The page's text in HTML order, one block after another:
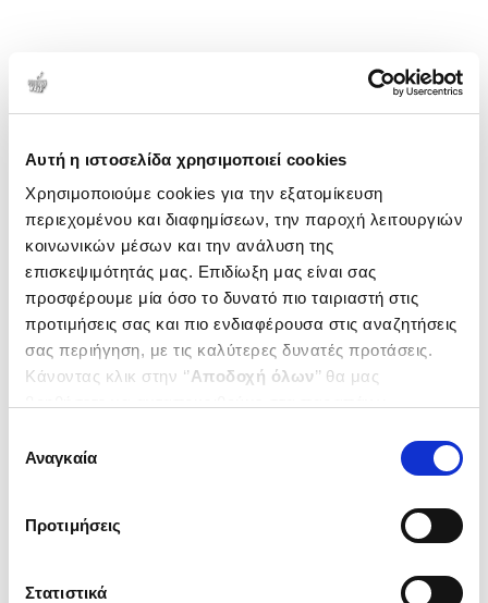
Αυτή η ιστοσελίδα χρησιμοποιεί cookies
Χρησιμοποιούμε cookies για την εξατομίκευση
περιεχομένου και διαφημίσεων, την παροχή λειτουργιών
κοινωνικών μέσων και την ανάλυση της
επισκεψιμότητάς μας. Επιδίωξη μας είναι σας
προσφέρουμε μία όσο το δυνατό πιο ταιριαστή στις
προτιμήσεις σας και πιο ενδιαφέρουσα στις αναζητήσεις
σας περιήγηση, με τις καλύτερες δυνατές προτάσεις.
Κάνοντας κλικ στην ‘’Αποδοχή όλων’’ θα μας
ενδιαφέρουν και να επιλέξετε από τα παρακάτω με την
΄΄και να ενημερωθείτε σχετικά με
συγκατάθεσης
Αναγκαία
Προτιμήσεις
Στατιστικά